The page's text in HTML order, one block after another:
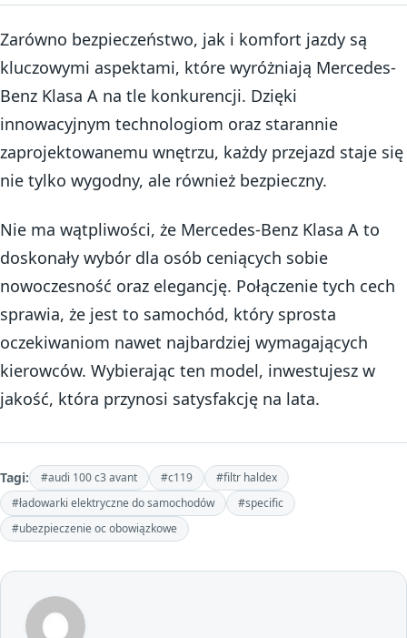
Zarówno bezpieczeństwo, jak i komfort jazdy są
kluczowymi aspektami, które wyróżniają Mercedes-
Benz Klasa A na tle konkurencji. Dzięki
innowacyjnym technologiom oraz starannie
zaprojektowanemu wnętrzu, każdy przejazd staje się
nie tylko wygodny, ale również bezpieczny.
Nie ma wątpliwości, że Mercedes-Benz Klasa A to
doskonały wybór dla osób ceniących sobie
nowoczesność oraz elegancję. Połączenie tych cech
sprawia, że jest to samochód, który sprosta
oczekiwaniom nawet najbardziej wymagających
kierowców. Wybierając ten model, inwestujesz w
jakość, która przynosi satysfakcję na lata.
Tagi: #audi 100 c3 avant #c119
#filtr haldex
#ładowarki elektryczne do samochodów
#specific
#ubezpieczenie oc obowiązkowe